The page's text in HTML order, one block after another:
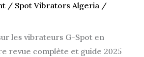
/ Spot Vibrators Algeria/
les vibrateurs G-Spot en
revue complète et guide 2025